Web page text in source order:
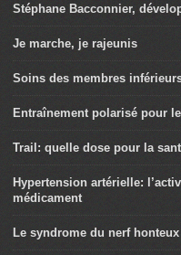
Stéphane Bacconnier,
Je marche, je rajeunis
Soins des membres
Entraînement polarisé pour le
Trail: quelle dose pour la
Hypertension artérielle:
médicament
Le syndrome du nerf honteux